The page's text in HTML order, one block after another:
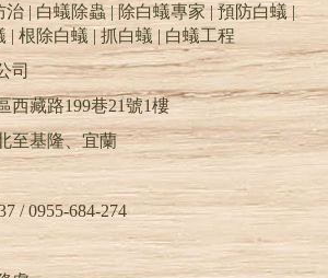
| 白蟻除蟲 | 除白蟻專家 | 預防白蟻 |
| 根除白蟻 | 抓白蟻 | 白蟻工程
司
西藏路199巷21號1樓
至基隆、宜蘭
/ 0955-684-274